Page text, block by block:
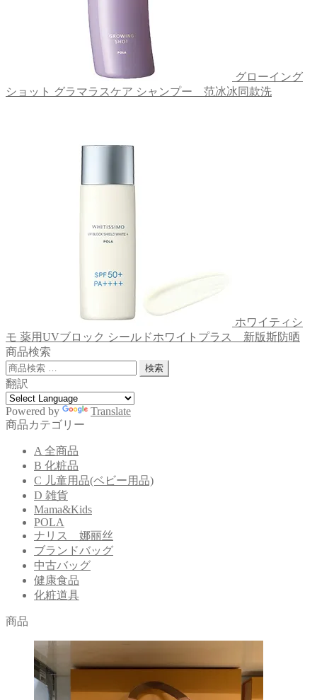
グローイング
ショット グラマラスケア シャンプー＿范冰冰同款洗
ホワイティシ
モ 薬用UVブロック シールドホワイトプラス＿新版斯防晒
商品検索
検
索
対
象:
検索
翻訳
Powered by
Translate
商品カテゴリー
A 全商品
B 化粧品
C 儿童用品(ベビー用品)
D 雑貨
Mama&Kids
POLA
ナリス 娜丽丝
ブランドバッグ
中古バッグ
健康食品
化粧道具
商品